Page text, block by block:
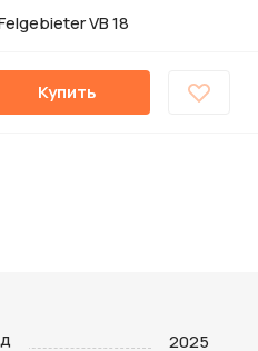
VB 18
Купить
2025